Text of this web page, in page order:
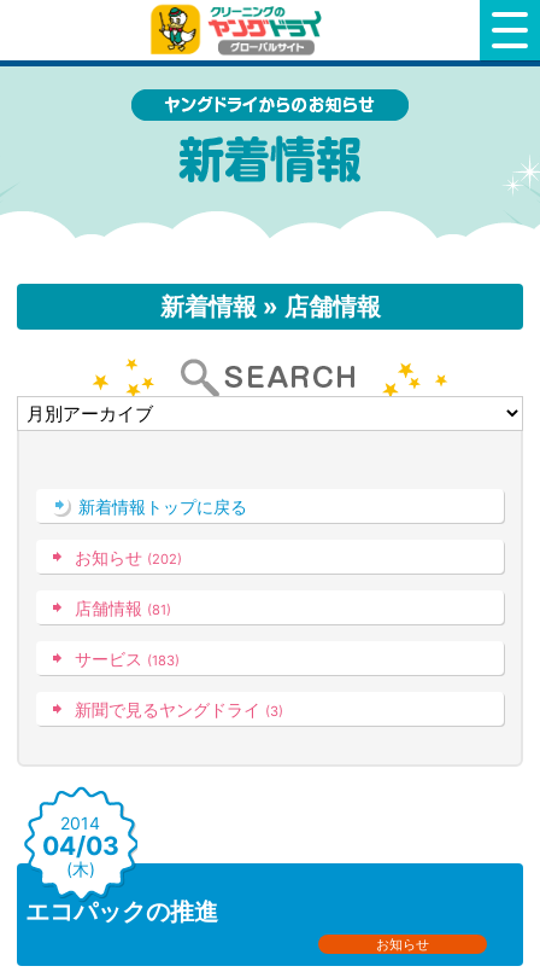
クリーニングのヤングドライ
新着情報 » 店舗情報
新着情報トップに戻る
お知らせ (202)
店舗情報 (81)
サービス (183)
新聞で見るヤングドライ (3)
エコパックの推進
お知らせ
2014
04/03
(木)